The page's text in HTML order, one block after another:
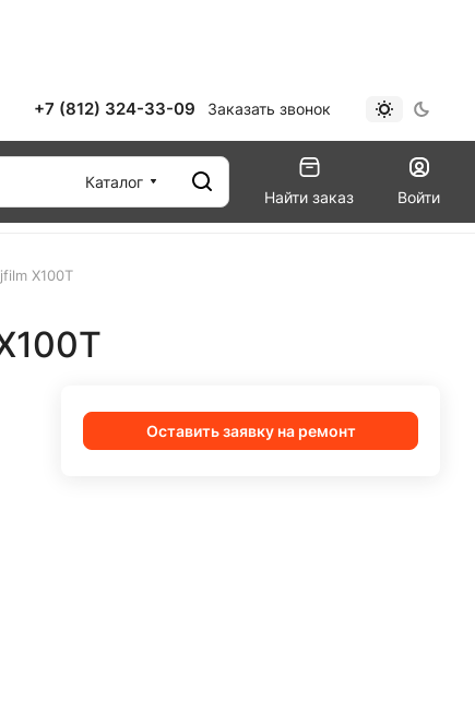
+7 (812) 324-33-09 Заказать звонок
Каталог
Найти заказ
Войти
X100T
Оставить заявку на ремонт